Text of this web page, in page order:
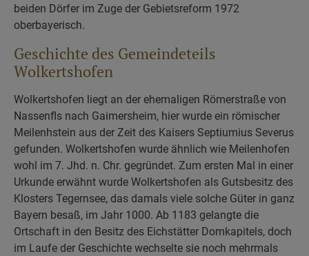
beiden Dörfer im Zuge der Gebietsreform 1972
oberbayerisch.
Geschichte des Gemeindeteils
Wolkertshofen
Wolkertshofen liegt an der ehemaligen Römerstraße von
Nassenfls nach Gaimersheim, hier wurde ein römischer
Meilenhstein aus der Zeit des Kaisers Septiumius Severus
gefunden. Wolkertshofen wurde ähnlich wie Meilenhofen
wohl im 7. Jhd. n. Chr. gegründet. Zum ersten Mal in einer
Urkunde erwähnt wurde Wolkertshofen als Gutsbesitz des
Klosters Tegernsee, das damals viele solche Güter in ganz
Bayern besaß, im Jahr 1000. Ab 1183 gelangte die
Ortschaft in den Besitz des Eichstätter Domkapitels, doch
im Laufe der Geschichte wechselte sie noch mehrmals